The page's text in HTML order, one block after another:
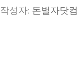
작성자: 돈벌자닷컴